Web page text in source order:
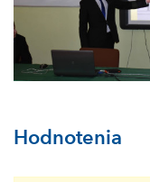
Hodnotenia